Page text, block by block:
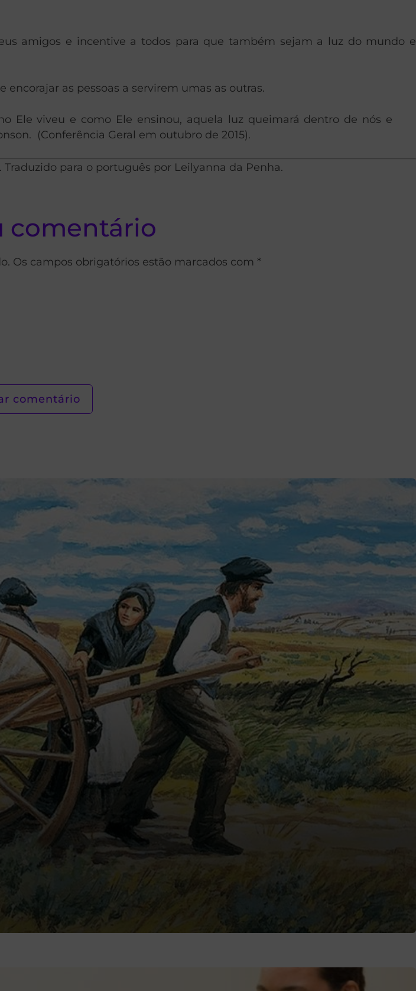
amigos e incentive a todos para que também sejam a luz do mundo e
as pessoas a servirem umas as outras.
Ele viveu e como Ele ensinou, aquela luz queimará dentro de nós e
(Conferência Geral em outubro de 2015).
Traduzido para o português por Leilyanna da Penha.
comentário
Os campos obrigatórios estão marcados com *